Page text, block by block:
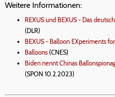
Weitere Informationen:
REXUS und BEXUS - Das
(DLR)
BEXUS - Balloon EXperiments
Balloons (CNES)
Biden nennt Chinas
(SPON 10.2.2023)